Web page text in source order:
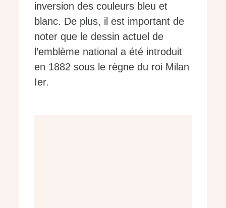
inversion des couleurs bleu et
blanc. De plus, il est important de
noter que le dessin actuel de
l’emblème national a été introduit
en 1882 sous le règne du roi Milan
Ier.